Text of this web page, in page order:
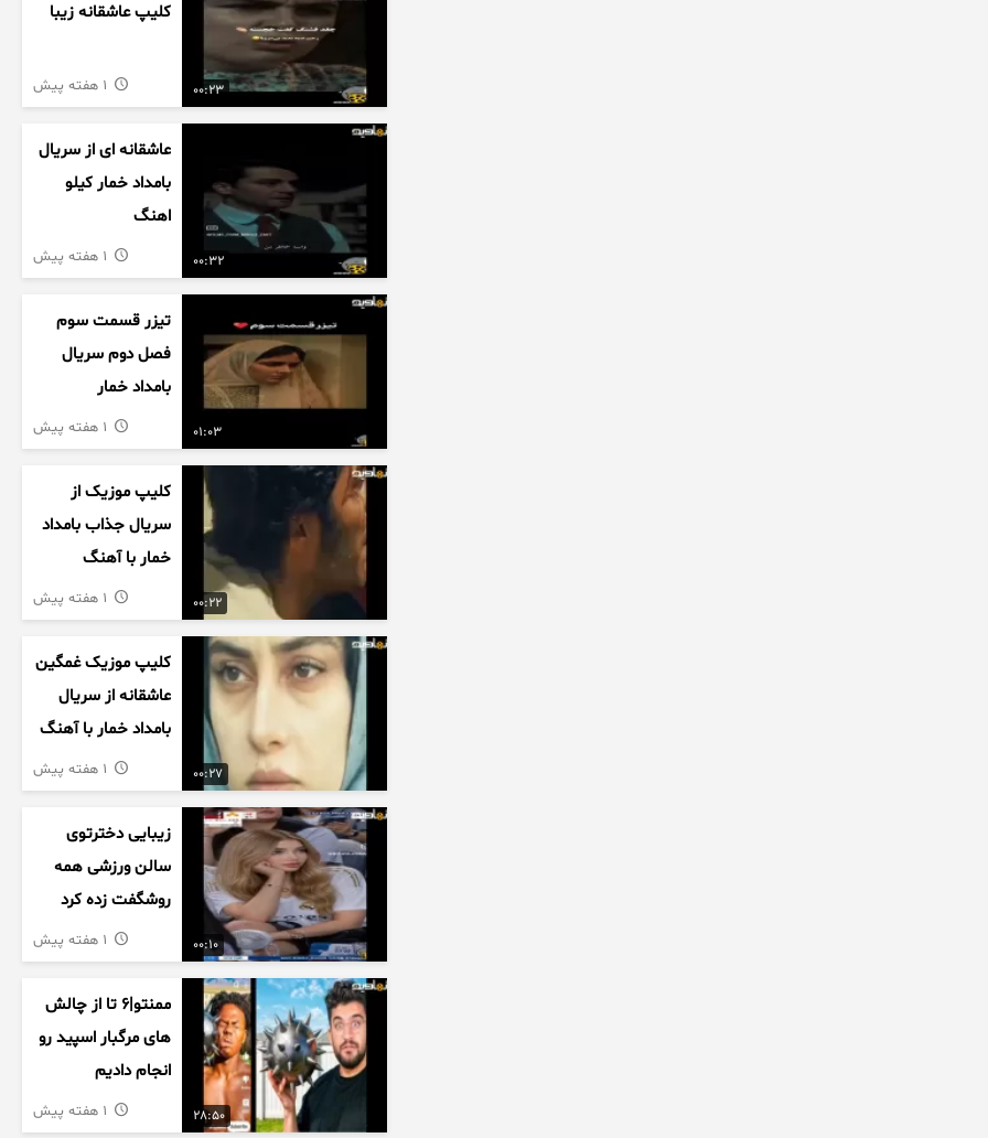
00:23
کلیپ عاشقانه زیبا
00:32
عاشقانه ای از سریال
بامداد خمار کیلو
اهنگ
01:03
تیزر قسمت سوم
فصل دوم سریال
بامداد خمار
00:22
کلیپ موزیک از
سریال جذاب بامداد
خمار با آهنگ
عاشقانه
00:27
کلیپ موزیک غمگین
عاشقانه از سریال
بامداد خمار با آهنگ
احسان خواجه امیری
00:10
زیبایی دخترتوی
سالن ورزشی همه
روشگفت زده کرد
28:50
ممنتو|۶ تا از چالش
های مرگبار اسپید رو
انجام دادیم